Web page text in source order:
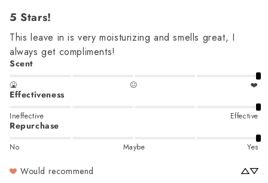
5 Stars!
This leave in is very moisturizing and smells great, I
always get compliments!
Scent
🤮 😐 ❤️
Effectiveness
Ineffective Effective
Repurchase
No Maybe Yes
Would recommend